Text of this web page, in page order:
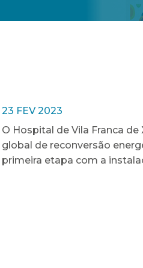
23 FEV 2023
O Hospital de Vila Franca de
global de reconversão
primeira etapa com a